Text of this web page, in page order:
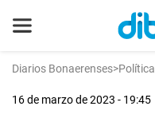
Diarios Bonaerenses>Política
16 de marzo de 2023 - 19:45